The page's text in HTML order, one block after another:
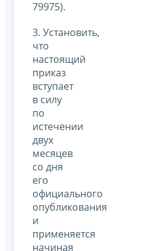
79975).
3. Установить,
что
настоящий
приказ
вступает
в силу
по
истечении
двух
месяцев
со дня
его
официального
опубликования
и
применяется
начиная